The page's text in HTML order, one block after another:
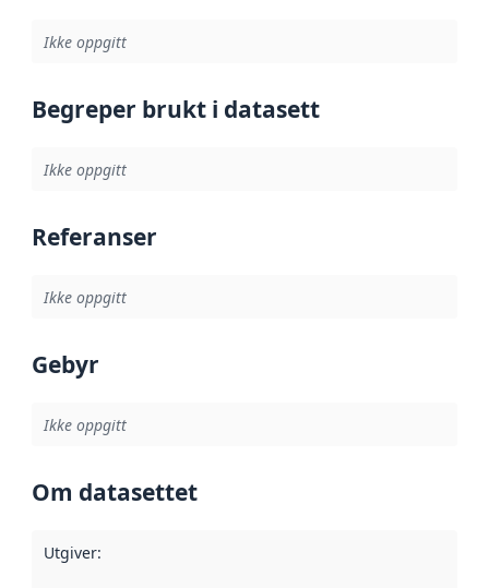
Ikke oppgitt
Begreper brukt i datasett
Ikke oppgitt
Referanser
Ikke oppgitt
Gebyr
Ikke oppgitt
Om datasettet
Utgiver: